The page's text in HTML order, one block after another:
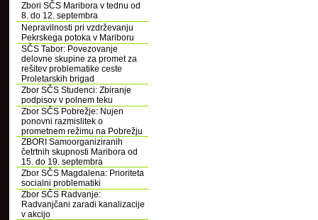
Zbori SČS Maribora v tednu od
8. do 12. septembra
Nepravilnosti pri vzdrževanju
Pekrskega potoka v Mariboru
SČS Tabor: Povezovanje
delovne skupine za promet za
rešitev problematike ceste
Proletarskih brigad
Zbor SČS Studenci: Zbiranje
podpisov v polnem teku
Zbor SČS Pobrežje: Nujen
ponovni razmislitek o
prometnem režimu na Pobrežju
ZBORI Samoorganiziranih
četrtnih skupnosti Maribora od
15. do 19. septembra
Zbor SČS Magdalena: Prioriteta
socialni problematiki
Zbor SČS Radvanje:
Radvanjčani zaradi kanalizacije
v akcijo